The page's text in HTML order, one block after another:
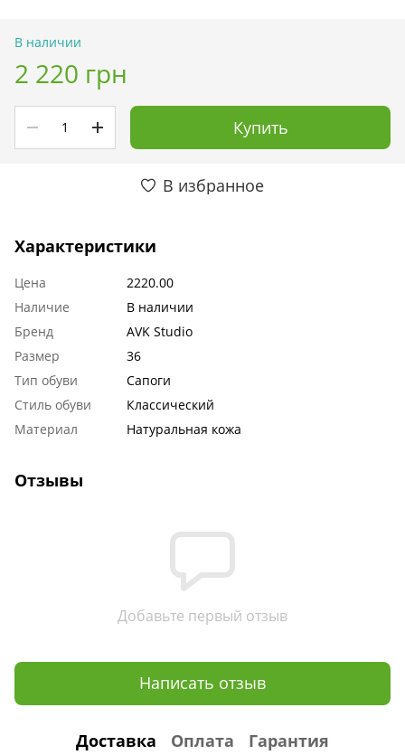
В наличии
2 220 грн
Купить
В избранное
Характеристики
Цена
2220.00
Наличие
В наличии
Бренд
AVK Studio
Размер
36
Тип обуви
Сапоги
Стиль обуви
Классический
Материал
Натуральная кожа
Отзывы
Добавьте первый отзыв
Написать отзыв
Доставка Оплата Гарантия